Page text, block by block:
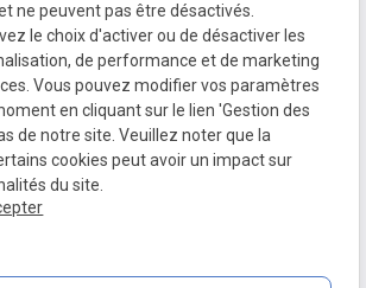
Aménagements
Entretien du
jardin
Maçonnerie d'extérieur
des
site
ne peuvent pas être désactivés.
le choix d'activer ou de désactiver les
de performance et de marketing
Vous pouvez modifier vos paramètres
en cliquant sur le lien 'Gestion des
de notre site. Veuillez noter que la
cookies peut avoir un impact sur
du site.